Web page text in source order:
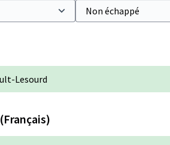
Lesourd